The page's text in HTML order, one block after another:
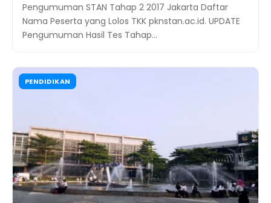
Pengumuman STAN Tahap 2 2017 Jakarta Daftar
Nama Peserta yang Lolos TKK pknstan.ac.id. UPDATE
Pengumuman Hasil Tes Tahap…
PENDIDIKAN